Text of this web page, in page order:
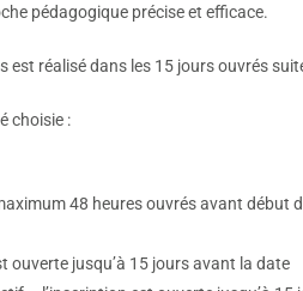
pédagogique précise et efficace.
est réalisé dans les 15 jours ouvrés
choisie :
48 heures ouvrés avant début
ouverte jusqu’à 15 jours avant la date